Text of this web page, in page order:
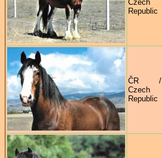
Czech
Republic
ČR /
Czech
Republic